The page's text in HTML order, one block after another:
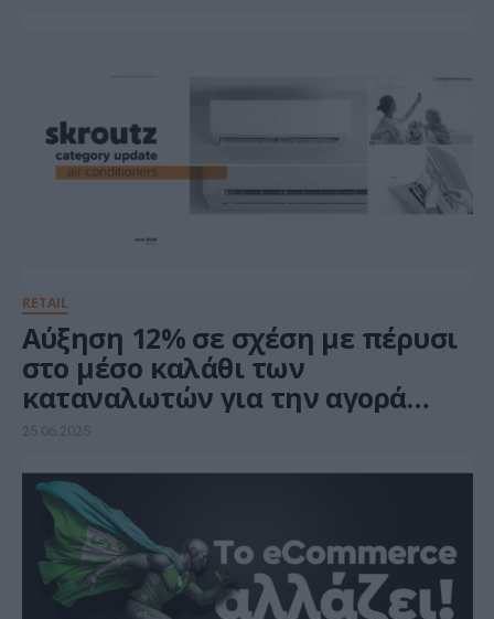
RETAIL
Αύξηση 12% σε σχέση με πέρυσι
στο μέσο καλάθι των
καταναλωτών για την αγορά
κλιματιστικού
25.06.2025